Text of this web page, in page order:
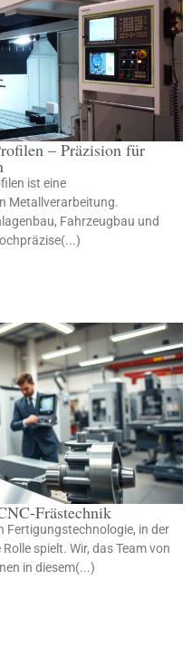
– Präzision für
ist eine
Metallverarbeitung.
Fahrzeugbau und
Frästechnik
Fertigungstechnologie, in der
spielt. Wir, das Team von
in diesem(...)